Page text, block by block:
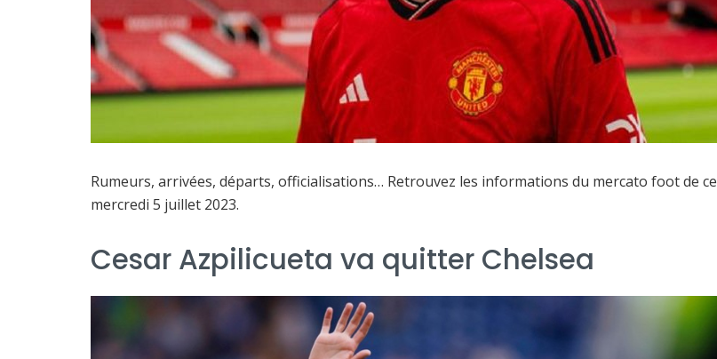
Rumeurs, arrivées, départs, officialisations… Retrouvez les informations du mercato foot de ce
mercredi 5 juillet 2023.
Cesar Azpilicueta va quitter Chelsea